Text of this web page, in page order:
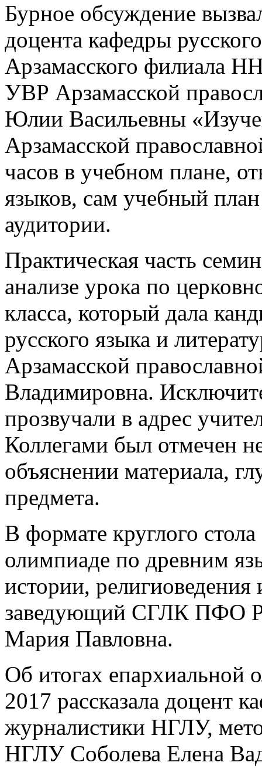
Бурное обсуждение
доцента кафедры
Арзамасского филиала
УВР Арзамасской
Юлии Васильевны
Арзамасской
часов в учебном плане,
языков, сам учебный
аудитории.
Практическая часть
анализе урока по
класса, который дала
русского языка и
Арзамасской
Владимировна.
прозвучали в адрес
Коллегами был отмечен
объяснении материала,
предмета.
В формате круглого
олимпиаде по древним
истории,
заведующий СГЛК ПФО
Мария Павловна.
Об итогах епархиальной
2017 рассказала доцент
журналистики НГЛУ,
НГЛУ Соболева Елена